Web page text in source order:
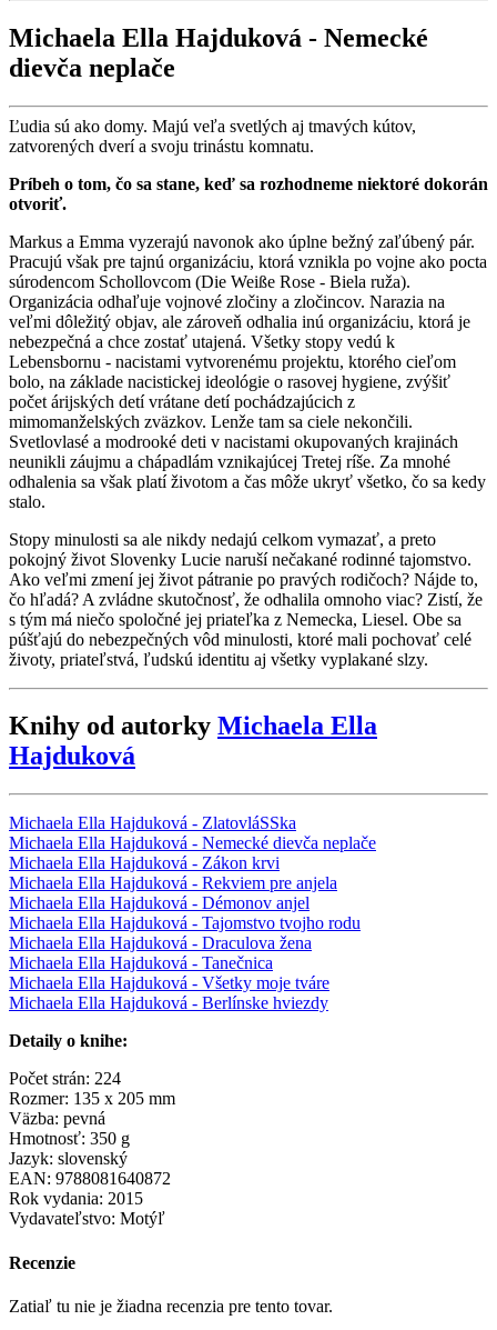
Michaela Ella Hajduková - Nemecké
dievča neplače
Ľudia sú ako domy. Majú veľa svetlých aj tmavých kútov,
zatvorených dverí a svoju trinástu komnatu.
Príbeh o tom, čo sa stane, keď sa rozhodneme niektoré dokorán
otvoriť.
Markus a Emma vyzerajú navonok ako úplne bežný zaľúbený pár.
Pracujú však pre tajnú organizáciu, ktorá vznikla po vojne ako pocta
súrodencom Schollovcom (Die Weiße Rose - Biela ruža).
Organizácia odhaľuje vojnové zločiny a zločincov. Narazia na
veľmi dôležitý objav, ale zároveň odhalia inú organizáciu, ktorá je
nebezpečná a chce zostať utajená. Všetky stopy vedú k
Lebensbornu - nacistami vytvorenému projektu, ktorého cieľom
bolo, na základe nacistickej ideológie o rasovej hygiene, zvýšiť
počet árijských detí vrátane detí pochádzajúcich z
mimomanželských zväzkov. Lenže tam sa ciele nekončili.
Svetlovlasé a modrooké deti v nacistami okupovaných krajinách
neunikli záujmu a chápadlám vznikajúcej Tretej ríše. Za mnohé
odhalenia sa však platí životom a čas môže ukryť všetko, čo sa kedy
stalo.
Stopy minulosti sa ale nikdy nedajú celkom vymazať, a preto
pokojný život Slovenky Lucie naruší nečakané rodinné tajomstvo.
Ako veľmi zmení jej život pátranie po pravých rodičoch? Nájde to,
čo hľadá? A zvládne skutočnosť, že odhalila omnoho viac? Zistí, že
s tým má niečo spoločné jej priateľka z Nemecka, Liesel. Obe sa
púšťajú do nebezpečných vôd minulosti, ktoré mali pochovať celé
životy, priateľstvá, ľudskú identitu aj všetky vyplakané slzy.
Knihy od autorky Michaela Ella
Hajduková
Michaela Ella Hajduková - ZlatovláSSka
Michaela Ella Hajduková - Nemecké dievča neplače
Michaela Ella Hajduková - Zákon krvi
Michaela Ella Hajduková - Rekviem pre anjela
Michaela Ella Hajduková - Démonov anjel
Michaela Ella Hajduková - Tajomstvo tvojho rodu
Michaela Ella Hajduková - Draculova žena
Michaela Ella Hajduková - Tanečnica
Michaela Ella Hajduková - Všetky moje tváre
Michaela Ella Hajduková - Berlínske hviezdy
Detaily o knihe:
Počet strán: 224
Rozmer: 135 x 205 mm
Väzba: pevná
Hmotnosť: 350 g
Jazyk: slovenský
EAN: 9788081640872
Rok vydania: 2015
Vydavateľstvo: Motýľ
Recenzie
Zatiaľ tu nie je žiadna recenzia pre tento tovar.